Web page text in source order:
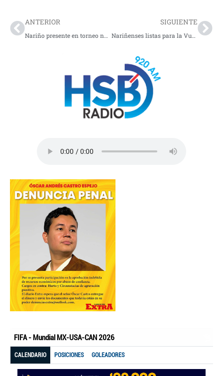
ANTERIOR
Nariño presente en torneo nacional de boxeo en Bogotá
SIGUIENTE
Nariñenses listas para la Vuelta a Colombia Femenina